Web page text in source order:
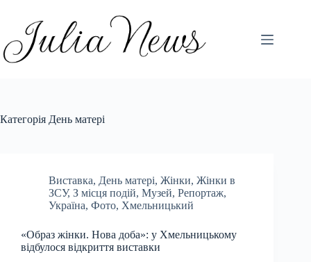
вмісту
Категорія День матері
Виставка, День матері, Жінки, Жінки в
ЗСУ, З місця подій, Музей, Репортаж,
Україна, Фото, Хмельницький
«Образ жінки. Нова доба»: у Хмельницькому
відбулося відкриття виставки